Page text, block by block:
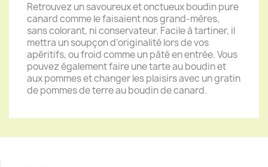
Retrouvez un savoureux et onctueux boudin pure
canard comme le faisaient nos grand-mères,
sans colorant, ni conservateur. Facile à tartiner, il
mettra un soupçon d’originalité lors de vos
apéritifs, ou froid comme un pâté en entrée. Vous
pouvez également faire une tarte au boudin et
aux pommes et changer les plaisirs avec un gratin
de pommes de terre au boudin de canard.